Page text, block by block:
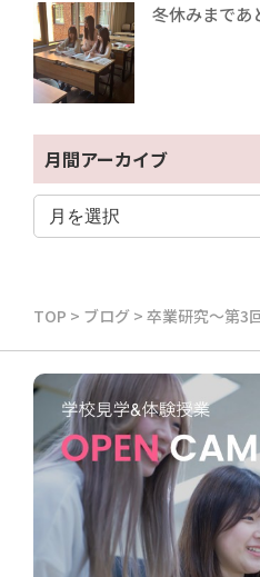
冬休みまであ
月間アーカイブ
TOP > ブログ > 卒業研究～第3